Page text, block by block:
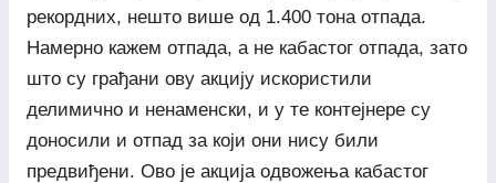
рекордних, нешто више од 1.400 тона отпада.
Намерно кажем отпада, а не кабастог отпада, зато
што су грађани ову акцију искористили
делимично и ненаменски, и у те контејнере су
доносили и отпад за који они нису били
предвиђени. Ово је акција одвожења кабастог